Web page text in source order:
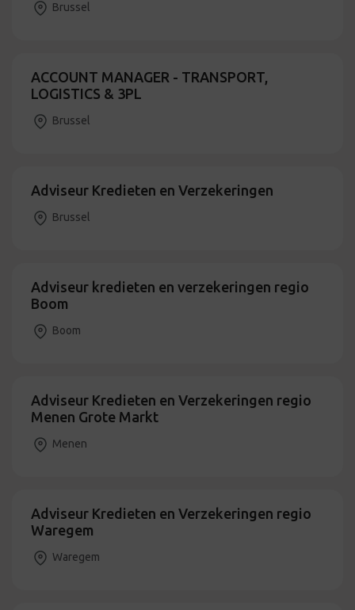
Brussel
ACCOUNT MANAGER - TRANSPORT,
LOGISTICS & 3PL
Brussel
Adviseur Kredieten en Verzekeringen
Brussel
Adviseur kredieten en verzekeringen regio
Boom
Boom
Adviseur Kredieten en Verzekeringen regio
Menen Grote Markt
Menen
Adviseur Kredieten en Verzekeringen regio
Waregem
Waregem